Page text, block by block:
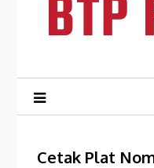
Cetak Plat